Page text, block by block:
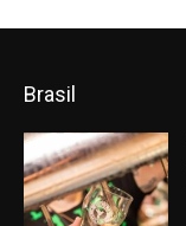
Brasil